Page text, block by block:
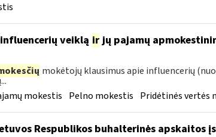
veiklą irjų pajamų
mokėtojų klausimus apie influencerių
mokestis Pelno mokestis Pridėtinės vertės
Respublikos buhalterinės apskaitos